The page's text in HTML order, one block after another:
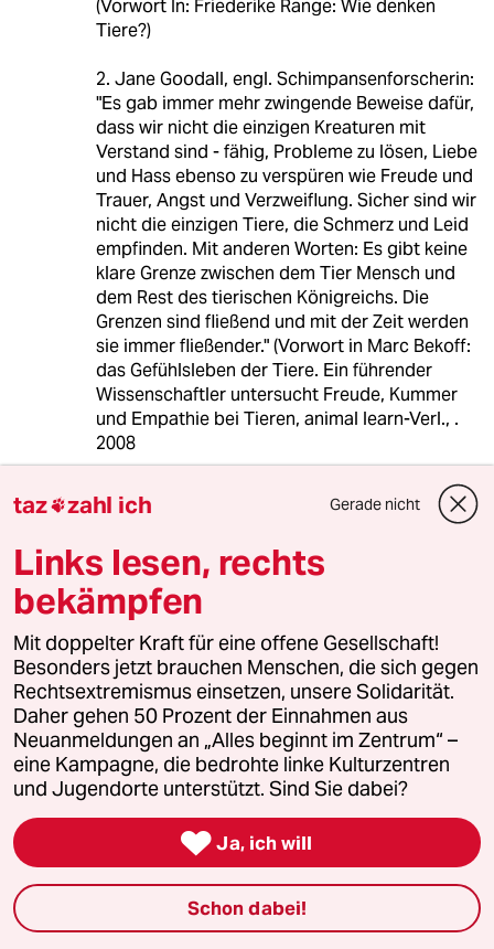
(Vorwort In: Friederike Range: Wie denken
Tiere?)
2. Jane Goodall, engl. Schimpansenforscherin:
"Es gab immer mehr zwingende Beweise dafür,
dass wir nicht die einzigen Kreaturen mit
Verstand sind - fähig, Probleme zu lösen, Liebe
und Hass ebenso zu verspüren wie Freude und
Trauer, Angst und Verzweiflung. Sicher sind wir
nicht die einzigen Tiere, die Schmerz und Leid
empfinden. Mit anderen Worten: Es gibt keine
klare Grenze zwischen dem Tier Mensch und
dem Rest des tierischen Königreichs. Die
Grenzen sind fließend und mit der Zeit werden
sie immer fließender." (Vorwort in Marc Bekoff:
das Gefühlsleben der Tiere. Ein führender
Wissenschaftler untersucht Freude, Kummer
und Empathie bei Tieren, animal learn-Verl., .
2008
25.10.2011,13:46 Uhr
Es stimmt:
Ich brauche kein Fleisch, ich WILL Fleisch ! Und
ich bekomme Fleisch.
Go Steakhouse !
J Judith
19.10.2011,17:15 Uhr
@Bert: Ich meinte gerade eben natürlich deine
Aussage, und nicht das Zitat am Anfang deines
Kommentars!
taz zahl ich Gerade nicht
Links lesen, rechts
bekämpfen
Mit doppelter Kraft für eine offene Gesellschaft!
Besonders jetzt brauchen Menschen, die sich gegen
Rechtsextremismus einsetzen, unsere Solidarität.
Daher gehen 50 Prozent der Einnahmen aus
Neuanmeldungen an „Alles beginnt im Zentrum“ –
eine Kampagne, die bedrohte linke Kulturzentren
und Jugendorte unterstützt. Sind Sie dabei?
 Ja, ich will
Schon dabei!